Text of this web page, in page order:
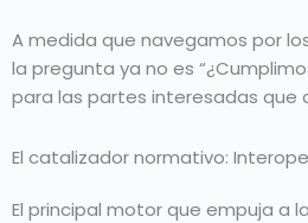
A medida que navegamos por
la pregunta ya no es
para las partes interesadas
El catalizador normativo:
El principal motor que empuja a